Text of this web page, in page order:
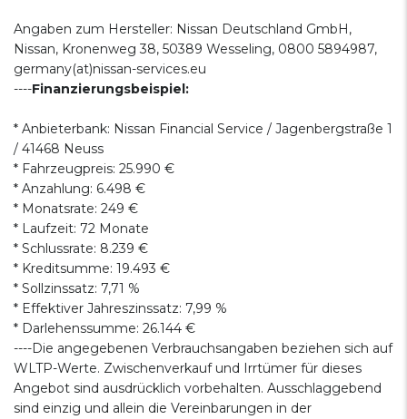
Angaben zum Hersteller: Nissan Deutschland GmbH,
Nissan, Kronenweg 38, 50389 Wesseling, 0800 5894987,
germany(at)nissan-services.eu
----Finanzierungsbeispiel:
* Anbieterbank: Nissan Financial Service / Jagenbergstraße 1
/ 41468 Neuss
* Fahrzeugpreis: 25.990 €
* Anzahlung: 6.498 €
* Monatsrate: 249 €
* Laufzeit: 72 Monate
* Schlussrate: 8.239 €
* Kreditsumme: 19.493 €
* Sollzinssatz: 7,71 %
* Effektiver Jahreszinssatz: 7,99 %
* Darlehenssumme: 26.144 €
----Die angegebenen Verbrauchsangaben beziehen sich auf
WLTP-Werte. Zwischenverkauf und Irrtümer für dieses
Angebot sind ausdrücklich vorbehalten. Ausschlaggebend
sind einzig und allein die Vereinbarungen in der